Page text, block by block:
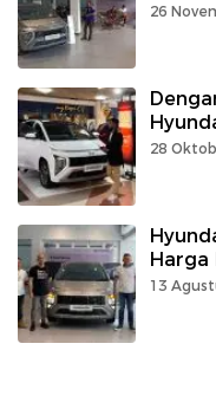
26
28
Harga
13